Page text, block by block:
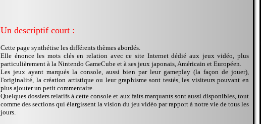
Un descriptif court :
Cette page synthétise les différents thèmes abordés.
Elle énonce les mots clés en relation avec ce site Internet dédié aux jeux vidéo, plus
particulièrement à la Nintendo GameCube et à ses jeux japonais, Américain et Européen.
Les jeux ayant marqués la console, aussi bien par leur gameplay (la façon de jouer),
l'originalité, la création artistique ou leur graphisme sont testés, les visiteurs pouvant en
plus ajouter un petit commentaire.
Quelques dossiers relatifs à cette console et aux faits marquants sont aussi disponibles, tout
comme des sections qui élargissent la vision du jeu vidéo par rapport à notre vie de tous les
jours.